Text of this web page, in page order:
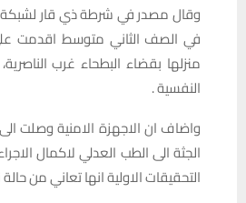
وقال مصدر في شرطة ذي قار لشبكة
في الصف الثاني متوسط اقدمت
منزلها بقضاء البطحاء غرب
النفسية .
واضاف ان الاجهزة الامنية وصلت
الجثة الى الطب العدلي لاكمال
التحقيقات الاولية انها تعاني من